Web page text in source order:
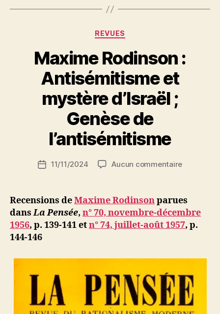
Catégories
REVUES
Maxime Rodinson :
Antisémitisme et
mystère d’Israël ;
Genèse de
l’antisémitisme
a
r
S
N
ji
Date11/11/2024 Aucun commentairesur
:
et
mystère
Genèse
de
Recensions deMaxime Rodinsonparues
dansLa Pensée, n° 70, novembre-décembre
1956, p. 139-141 etn° 74, juillet-août 1957, p.
144-146